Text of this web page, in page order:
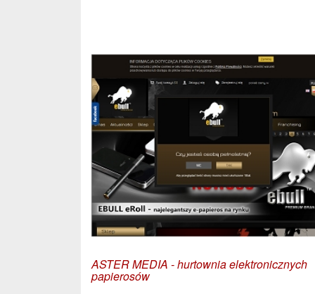
ASTER MEDIA - hurtownia elektronicznych
papierosów